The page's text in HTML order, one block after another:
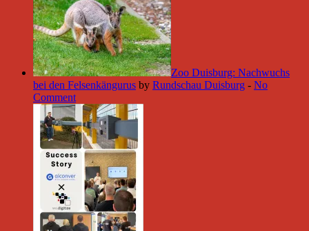
Zoo Duisburg: Nachwuchs
bei den Felsenkängurus by Rundschau Duisburg - No
Comment